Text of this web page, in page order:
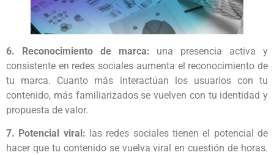
6. Reconocimiento de marca: una presencia activa y
consistente en redes sociales aumenta el reconocimiento de
tu marca. Cuanto más interactúan los usuarios con tu
contenido, más familiarizados se vuelven con tu identidad y
propuesta de valor.
7. Potencial viral:
las redes sociales tienen el potencial de
hacer que tu contenido se vuelva viral en cuestión de horas.